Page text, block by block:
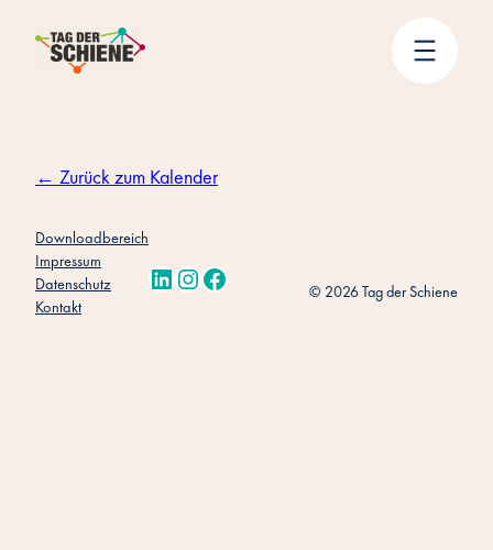
Inhalt
← Zurück zum Kalender
Downloadbereich
Impressum
Datenschutz
Kontakt
LinkedIn
Instagram
Facebook © 2026 Tag der Schiene